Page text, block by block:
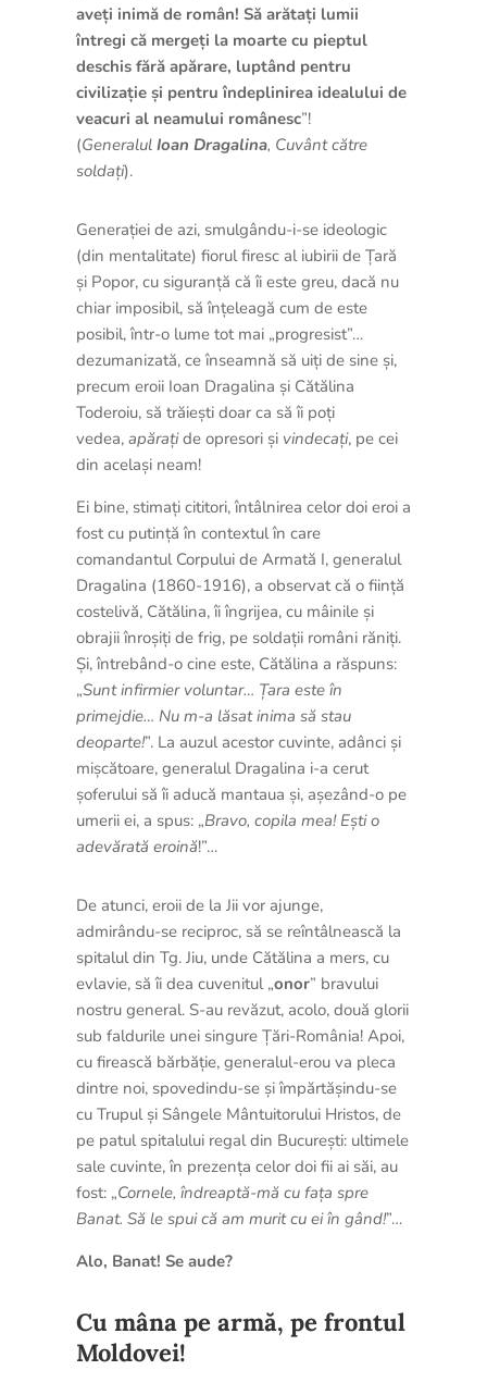
aveți inimă de român! Să arătați lumii
întregi că mergeți la moarte cu pieptul
deschis fără apărare, luptând pentru
civilizație și pentru îndeplinirea idealului de
veacuri al neamului românesc”!
(Generalul Ioan Dragalina, Cuvânt către
soldați).
Generației de azi, smulgându-i-se ideologic
(din mentalitate) fiorul firesc al iubirii de Țară
și Popor, cu siguranță că îi este greu, dacă nu
chiar imposibil, să înțeleagă cum de este
posibil, într-o lume tot mai „progresist”…
dezumanizată, ce înseamnă să uiți de sine și,
precum eroii Ioan Dragalina și Cătălina
Toderoiu, să trăiești doar ca să îi poți
vedea, apărațide opresori și vindecați, pe cei
din același neam!
Ei bine, stimați cititori, întâlnirea celor doi eroi a
fost cu putință în contextul în care
comandantul Corpului de Armată I, generalul
Dragalina (1860-1916), a observat că o ființă
costelivă, Cătălina, îi îngrijea, cu mâinile și
obrajii înroșiți de frig, pe soldații români răniți.
Și, întrebând-o cine este, Cătălina a răspuns:
„Sunt infirmier voluntar… Țara este în
primejdie… Nu m-a lăsat inima să stau
deoparte!”. La auzul acestor cuvinte, adânci și
mișcătoare, generalul Dragalina i-a cerut
șoferului să îi aducă mantaua și, așezând-o pe
umerii ei, a spus: „Bravo, copila mea! Ești o
adevărată eroină!”…
De atunci, eroii de la Jii vor ajunge,
admirându-se reciproc, să se reîntâlnească la
spitalul din Tg. Jiu, unde Cătălina a mers, cu
evlavie, să îi dea cuvenitul „onor” bravului
nostru general. S-au revăzut, acolo, două glorii
sub faldurile unei singure Țări-România! Apoi,
cu firească bărbăție, generalul-erou va pleca
dintre noi, spovedindu-se și împărtășindu-se
cu Trupul și Sângele Mântuitorului Hristos, de
pe patul spitalului regal din București: ultimele
sale cuvinte, în prezența celor doi fii ai săi, au
fost: „Cornele, îndreaptă-mă cu fața spre
Banat. Să le spui că am murit cu ei în gând!”…
Alo, Banat! Se aude?
Cu mâna pe armă, pe frontul
Moldovei!